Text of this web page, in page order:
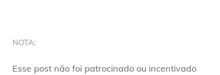
NOTA:
Esse post não foi patrocinado ou incentivado